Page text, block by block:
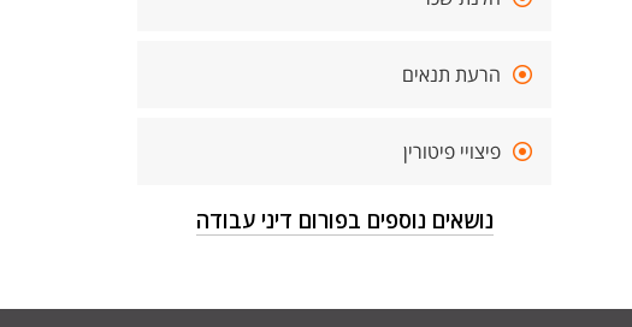
הרעת תנאים
פיצויי פיטורין
נושאים נוספים בפורום דיני עבודה